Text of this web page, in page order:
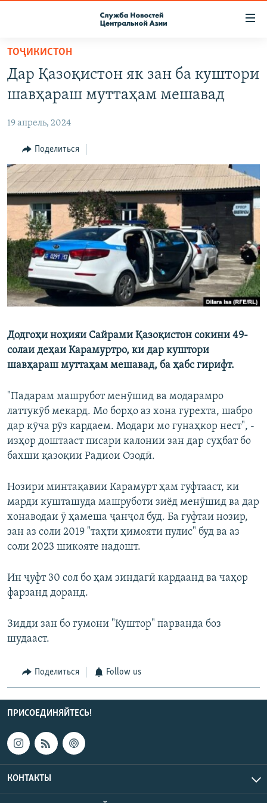
Вернуться
основному
содержанию
навигации
Вернутся
поиску
ПОДПИСКА
КОНТАКТЫ
RFE/RL ДИРЕКТ
НАСТОЯЩЕЕ ВРЕМЯ
МИГРАНТ МЕДИА
ТОҶИКИСТОН
Дар Қазоқистон як зан ба куштори
шавҳараш муттаҳам мешавад
19 апрель, 2024
Поделиться
Додгоҳи ноҳияи Сайрами Қазоқистон сокини 49-
солаи деҳаи Карамуртро, ки дар куштори
шавҳараш муттаҳам мешавад, ба ҳабс гирифт.
"Падарам машрубот менӯшид ва модарамро
латтукӯб мекард. Мо борҳо аз хона гурехта, шабро
дар кӯча рӯз кардаем. Модари мо гунаҳкор нест", -
изҳор доштааст писари калонии зан дар суҳбат бо
бахши қазоқии Радиои Озодӣ.
Нозири минтақавии Карамурт ҳам гуфтааст, ки
марди кушташуда машруботи зиёд менӯшид ва дар
хонаводаи ӯ ҳамеша ҷанҷол буд. Ба гуфтаи нозир,
зан аз соли 2019 "таҳти ҳимояти пулис" буд ва аз
соли 2023 шикояте надошт.
Ин ҷуфт 30 сол бо ҳам зиндагӣ кардаанд ва чаҳор
фарзанд доранд.
Зидди зан бо гумони "Куштор" парванда боз
шудааст.
Поделиться Follow us
ПРИСОЕДИНЯЙТЕСЬ!
КОНТАКТЫ